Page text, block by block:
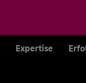
Expertise